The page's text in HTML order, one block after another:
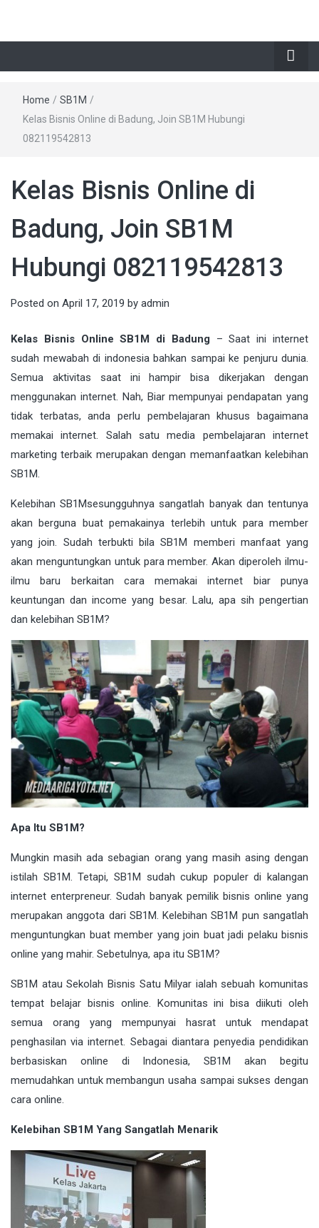
Home / SB1M /
Kelas Bisnis Online di Badung, Join SB1M Hubungi
082119542813
Kelas Bisnis Online di
Badung, Join SB1M
Hubungi 082119542813
Posted on April 17, 2019 by admin
Kelas Bisnis Online SB1M di Badung – Saat ini internet
sudah mewabah di indonesia bahkan sampai ke penjuru dunia.
Semua aktivitas saat ini hampir bisa dikerjakan dengan
menggunakan internet. Nah, Biar mempunyai pendapatan yang
tidak terbatas, anda perlu pembelajaran khusus bagaimana
memakai internet. Salah satu media pembelajaran internet
marketing terbaik merupakan dengan memanfaatkan kelebihan
SB1M
KelebihanSB1Msesungguhnya sangatlah banyak dan tentunya
akan berguna buat pemakainya terlebih untuk para member
yang join. Sudah terbukti bila SB1M memberi manfaat yang
akan menguntungkan untuk para member. Akan diperoleh ilmu-
ilmu baru berkaitan cara memakai internet biar punya
keuntungan dan income yang besar. Lalu, apa sih pengertian
dan kelebihan SB1M?
Apa Itu SB1M?
Mungkin masih ada sebagian orang yang masih asing dengan
istilah SB1M. Tetapi, SB1M sudah cukup populer di kalangan
internet enterpreneur. Sudah banyak pemilik bisnis online yang
merupakan anggota dari SB1M. Kelebihan SB1M pun sangatlah
menguntungkan buat member yang join buat jadi pelaku bisnis
online yang mahir. Sebetulnya, apa itu SB1M?
SB1M atau Sekolah Bisnis Satu Milyar ialah sebuah komunitas
tempat belajar bisnis online. Komunitas ini bisa diikuti oleh
semua orang yang mempunyai hasrat untuk mendapat
penghasilan via internet. Sebagai diantara penyedia pendidikan
berbasiskan online di Indonesia, SB1M akan begitu
memudahkan untuk membangun usaha sampai sukses dengan
cara online.
Kelebihan SB1M Yang Sangatlah Menarik